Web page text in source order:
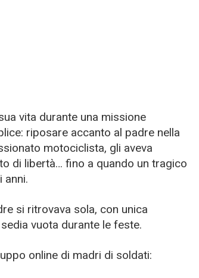
vita durante una missione
riposare accanto al padre nella
motociclista, gli aveva
di libertà… fino a quando un tragico
anni.
si ritrovava sola, con unica
vuota durante le feste.
online di madri di soldati: